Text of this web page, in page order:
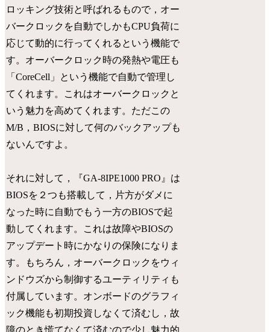
ロッキング技術と呼ばれるもので，オー
バークロックを自動でしかもCPU負荷に
応じて動的に行ってくれるという機能で
す。オーバークロック時の発熱や電圧も
「CoreCell」という機能で自動で管理し
てくれます。これはオーバークロックと
いう魅力を高めてくれます。ただこの
M/B，BIOSに対して何のバックアップも
ないんですよ。
それに対して，『GA-8IPE1000 PRO』は
BIOSを２つも搭載して，片方がダメに
なった時に自動でもう一方のBIOSで起
動してくれます。これは故障やBIOSの
アップデート時にかなりの保険になりま
す。もちろん，オーバークロックをウィ
ンドウズから制御するユーティリティも
付属しています。オンボードのグラフィ
ック機能も初期投資しなくて済むし，故